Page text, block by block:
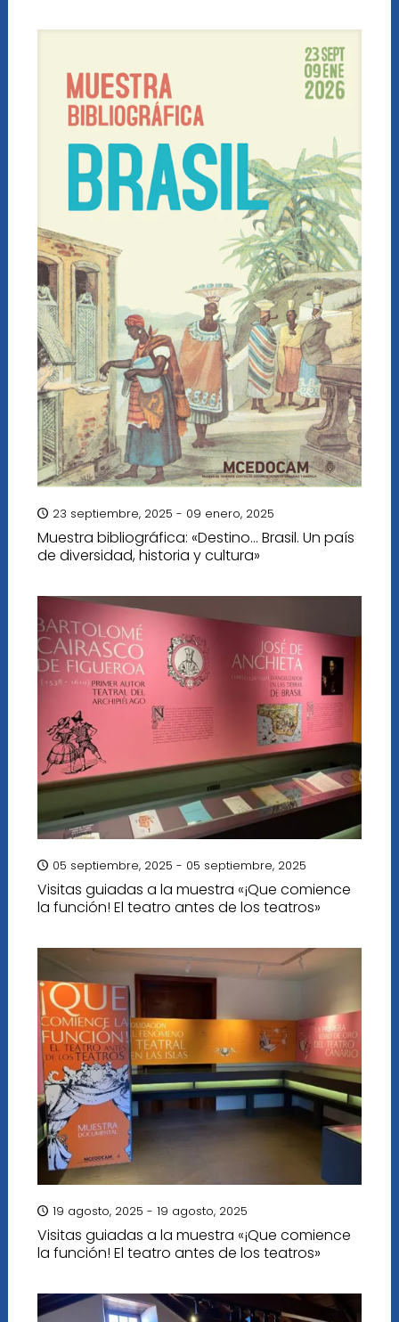
23 septiembre, 2025 - 09 enero, 2025
Muestra bibliográfica: «Destino… Brasil. Un país
de diversidad, historia y cultura»
05 septiembre, 2025 - 05 septiembre, 2025
Visitas guiadas a la muestra «¡Que comience
la función! El teatro antes de los teatros»
19 agosto, 2025 - 19 agosto, 2025
Visitas guiadas a la muestra «¡Que comience
la función! El teatro antes de los teatros»